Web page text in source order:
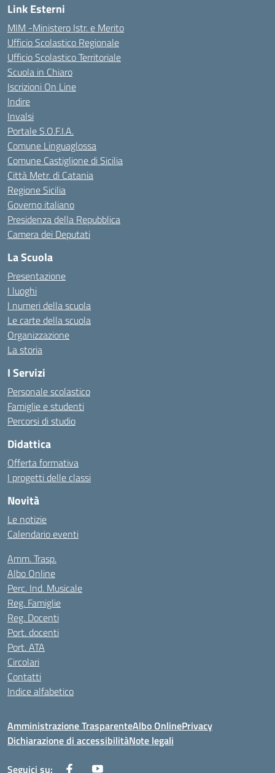
Link Esterni
MIM -Ministero Istr. e Merito
Ufficio Scolastico Regionale
Ufficio Scolastico Territoriale
Scuola in Chiaro
Iscrizioni On Line
Indire
Invalsi
Portale S.O.F.I.A.
Comune Linguaglossa
Comune Castiglione di Sicilia
Città Metr. di Catania
Regione Sicilia
Governo italiano
Presidenza della Repubblica
Camera dei Deputati
La Scuola
Presentazione
I luoghi
I numeri della scuola
Le carte della scuola
Organizzazione
La storia
I Servizi
Personale scolastico
Famiglie e studenti
Percorsi di studio
Didattica
Offerta formativa
I progetti delle classi
Novità
Le notizie
Calendario eventi
Amm. Trasp.
Albo Online
Perc. Ind. Musicale
Reg. Famiglie
Reg. Docenti
Port. docenti
Port. ATA
Circolari
Contatti
Indice alfabetico
Amministrazione TrasparenteAlbo OnlinePrivacy
Dichiarazione di accessibilitàNote legali
Seguici su: